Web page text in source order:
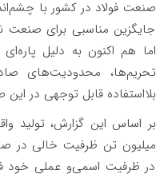
جایگزین مناسبی برای
اما هم اکنون به دلیل
تحریم‌ها، محدودیت‌های
بلااستفاده قابل توجهی در
میلیون تن ظرفیت خالی در